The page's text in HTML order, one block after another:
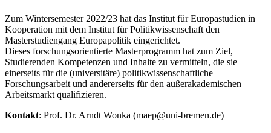
Zum Wintersemester 2022/23 hat das Institut für Europastudien in
Kooperation mit dem Institut für Politikwissenschaft den
Masterstudiengang Europapolitik eingerichtet.
Dieses forschungsorientierte Masterprogramm hat zum Ziel,
Studierenden Kompetenzen und Inhalte zu vermitteln, die sie
einerseits für die (universitäre) politikwissenschaftliche
Forschungsarbeit und andererseits für den außerakademischen
Arbeitsmarkt qualifizieren.
Kontakt: Prof. Dr. Arndt Wonka (maep@uni-bremen.de)